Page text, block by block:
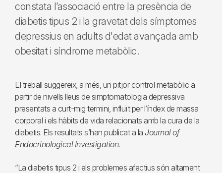
constata l’associació entre la presència de
diabetis tipus 2 i la gravetat dels símptomes
depressius en adults d'edat avançada amb
obesitat i síndrome metabòlic.
El treball suggereix, a més, un pitjor control metabòlic a
partir de nivells lleus de simptomatologia depressiva
presentats a curt-mig termini, influït per l’índex de massa
corporal i els hàbits de vida relacionats amb la cura de la
diabetis. Els resultats s’han publicat a la Journal of
Endocrinological Investigation.
“La diabetis tipus 2 i els problemes afectius són altament